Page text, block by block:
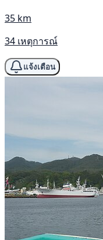
35 km
34 เหตุการณ์
แจ้งเตือน